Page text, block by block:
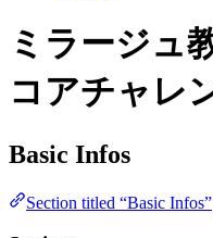
ミラージュ
コアチャレ
Basic Infos
Section titled “Basic Infos”